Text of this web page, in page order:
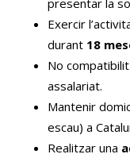
presentar la
Exercir
durant 18
No
assalariat.
Mantenir
escau) a
Realitzar una